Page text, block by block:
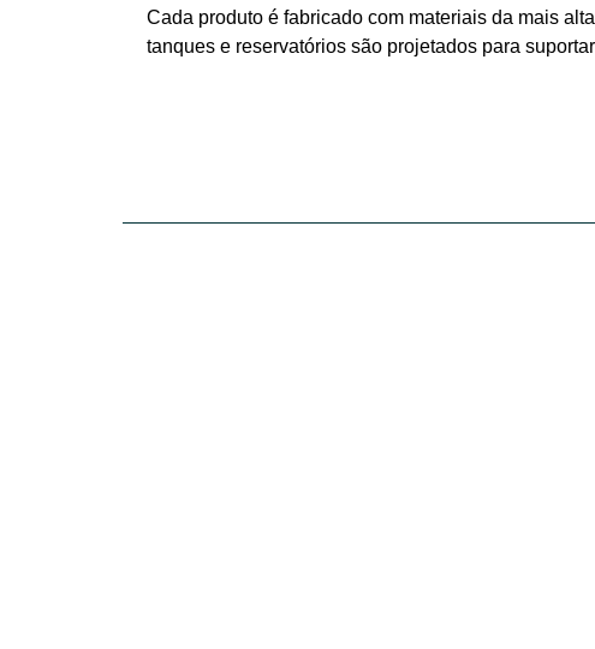
Cada produto é fabricado com materiais da mais
tanques e reservatórios são projetados para